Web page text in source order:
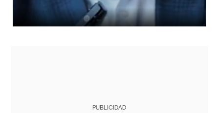
PUBLICIDAD